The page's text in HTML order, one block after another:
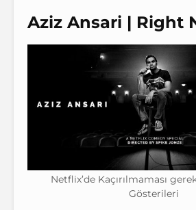
Aziz Ansari | Right
Netflix’de Kaçırılmaması
Gösterileri